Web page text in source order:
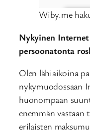
Wiby.me
Nykyinen Internet
persoonatonta
Olen lähiaikoina
nykymuodossaan
huonompaan
enemmän
erilaisten